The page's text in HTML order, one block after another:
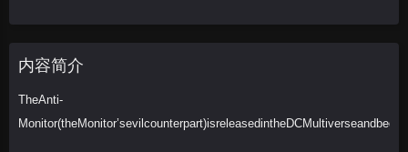
内容简介
TheAnti-